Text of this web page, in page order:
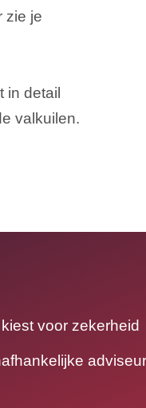
zie je
in detail
valkuilen.
voor zekerheid
adviseur